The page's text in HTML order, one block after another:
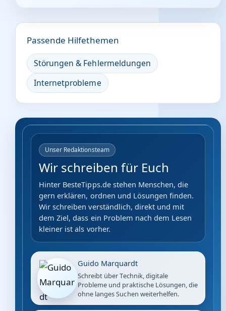
Passende Hilfethemen
Störungen & Fehlermeldungen
Internetprobleme
Unser Redaktionsteam
Wir schreiben für Euch
Hinter BesteTipps.de stehen Menschen, die
gern erklären, ordnen und Lösungen finden.
Wir schreiben verständlich, direkt und mit
dem Ziel, dass ein Problem nach dem Lesen
kleiner ist als vorher.
Guido Marquardt
Schreibt über Technik, digitale
Probleme und praktische Lösungen, die
ohne langes Suchen weiterhelfen.